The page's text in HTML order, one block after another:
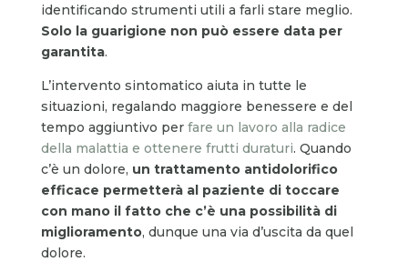
identificando strumenti utili a farli stare meglio.
Solo la guarigione non può essere data per
garantita.
L’intervento sintomatico aiuta in tutte le
situazioni, regalando maggiore benessere e del
tempo aggiuntivo per fare un lavoro alla radice
della malattia e ottenere frutti duraturi. Quando
c’è un dolore, un trattamento antidolorifico
efficace permetterà al paziente di toccare
con mano il fatto che c’è una possibilità di
miglioramento, dunque una via d’uscita da quel
dolore.